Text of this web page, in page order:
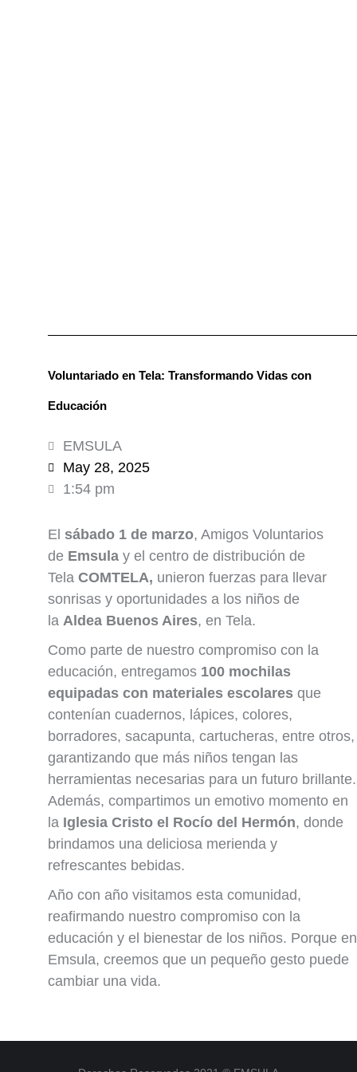
Voluntariado en Tela: Transformando Vidas con
Educación
EMSULA
May 28, 2025
1:54 pm
El sábado 1 de marzo, Amigos Voluntarios
de Emsula y el centro de distribución de
Tela COMTELA, unieron fuerzas para llevar
sonrisas y oportunidades a los niños de
la Aldea Buenos Aires, en Tela.
Como parte de nuestro compromiso con la
educación, entregamos 100 mochilas
equipadas con materiales escolares que
contenían cuadernos, lápices, colores,
borradores, sacapunta, cartucheras, entre otros,
garantizando que más niños tengan las
herramientas necesarias para un futuro brillante.
Además, compartimos un emotivo momento en
la Iglesia Cristo el Rocío del Hermón, donde
brindamos una deliciosa merienda y
refrescantes bebidas.
Año con año visitamos esta comunidad,
reafirmando nuestro compromiso con la
educación y el bienestar de los niños. Porque en
Emsula, creemos que un pequeño gesto puede
cambiar una vida.